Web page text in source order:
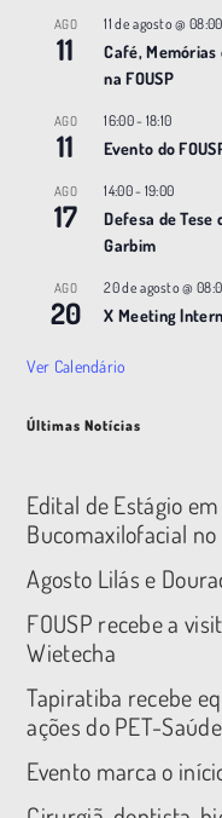
AGO
11
11 de agosto @ 08:00
Café,
na FOUSP
AGO
11
16:00- 18:10
Evento do
AGO
17
14:00- 19:00
Defesa de
Garbim
AGO
20
20 de agosto @
X Meeting
Ver Calendário
Últimas Notícias
Edital de Estágio
Bucomaxilofacial no
Agosto Lilás e
FOUSP recebe a
Wietecha
Tapiratiba recebe
ações do PET-
Evento marca o